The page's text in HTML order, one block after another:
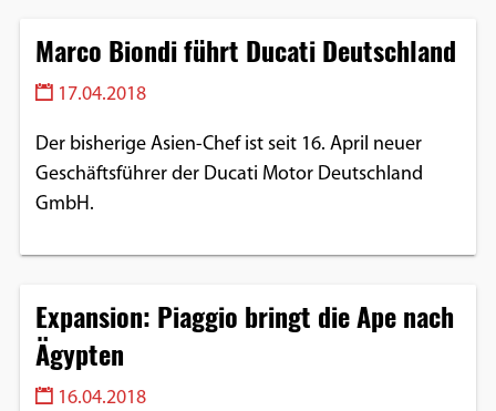
Marco Biondi führt Ducati Deutschland
17.04.2018
Der bisherige Asien-Chef ist seit 16. April neuer
Geschäftsführer der Ducati Motor Deutschland
GmbH.
Expansion: Piaggio bringt die Ape nach
Ägypten
16.04.2018